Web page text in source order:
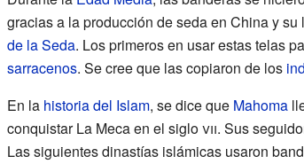
gracias a la producción de seda en China y
de la Seda. Los primeros en usar estas telas
sarracenos. Se cree que las copiaron de los
En la historia del Islam, se dice que Mahoma
conquistar La Meca en el siglovii. Sus
Las siguientes dinastías islámicas usaron